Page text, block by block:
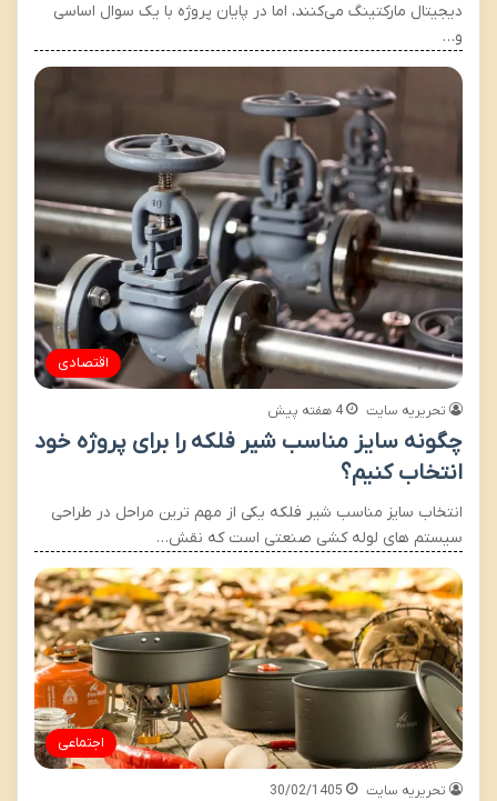
دیجیتال مارکتینگ می‌کنند، اما در پایان پروژه با یک سوال اساسی
و…
اقتصادی
تحریریه سایت 4 هفته پیش
چگونه سایز مناسب شیر فلکه را برای پروژه خود
انتخاب کنیم؟
انتخاب سایز مناسب شیر فلکه یکی از مهم ترین مراحل در طراحی
سیستم های لوله کشی صنعتی است که نقش…
اجتماعی
تحریریه سایت 30/02/1405